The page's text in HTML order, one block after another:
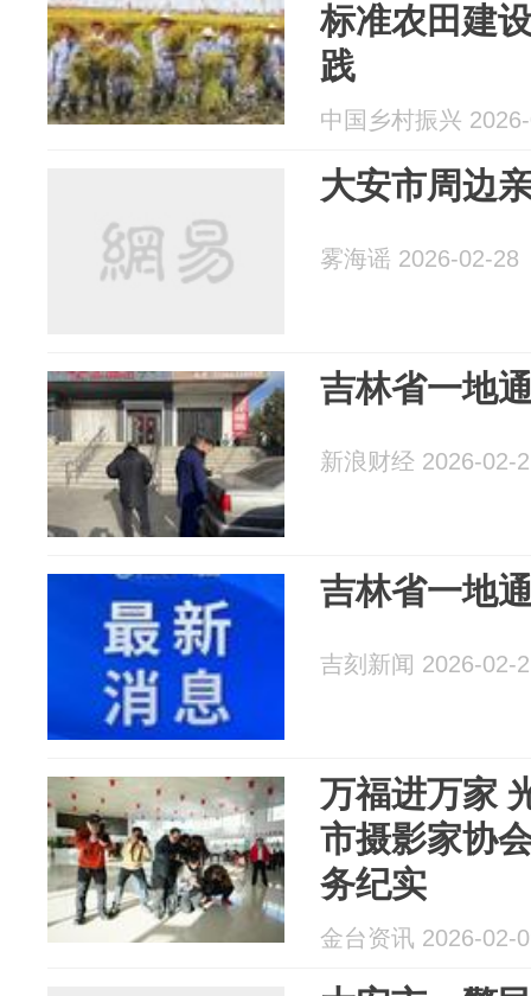
标准农田建
践
中国乡村振兴
大安市周边
雾海谣 2026-02-28
吉林省一地
新浪财经 2026-02-
吉林省一地
吉刻新闻 2026-02-
万福进万家
市摄影家协
务纪实
金台资讯 2026-02-